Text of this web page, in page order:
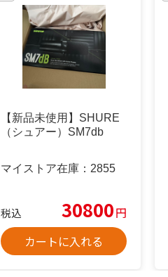
【新品未使用】SHURE
（シュアー）SM7db
マイストア在庫： 2855
税込 30800円
カートに入れる